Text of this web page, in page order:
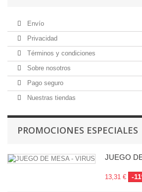
Envío
Privacidad
Términos y condiciones
Sobre nosotros
Pago seguro
Nuestras tiendas
PROMOCIONES ESPECIALES
JUEGO
13,31 € -